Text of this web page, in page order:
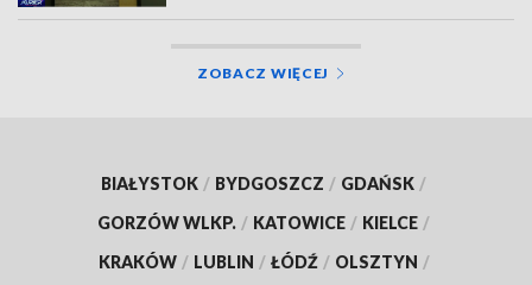
ZOBACZ WIĘCEJ
BIAŁYSTOK / BYDGOSZCZ / GDAŃSK /
GORZÓW WLKP. / KATOWICE / KIELCE /
KRAKÓW / LUBLIN / ŁÓDŹ / OLSZTYN /